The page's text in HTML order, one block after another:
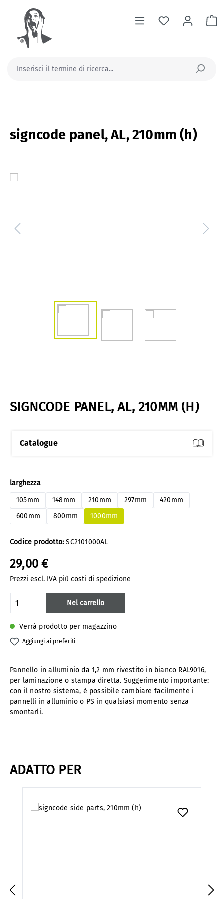
principale
Il
signcode panel, AL, 210mm (h)
SIGNCODE PANEL, AL, 210MM (H)
Catalogue
Codice prodotto:SC2101000AL
29,00 €
Prezzi escl. IVA più costi di spedizione
Verrà prodotto per magazzino
Seleziona
larghezza
105mm
148mm 210mm 297mm
420mm
600mm
800mm 1000mm
Quantità del prodotto: inserisci la
Nel carrello
Aggiungi ai preferiti
Pannello in alluminio da 1,2 mm rivestito in bianco RAL9016,
per laminazione o stampa diretta. Suggerimento importante:
con il nostro sistema, è possibile cambiare facilmente i
pannelli in alluminio o PS in qualsiasi momento senza
smontarli.
ADATTO PER